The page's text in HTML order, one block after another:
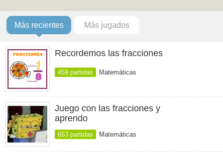
Más recientes Más jugados
Recordemos las fracciones
459 partidas Matemáticas
Juego con las fracciones y
aprendo
653 partidas Matemáticas